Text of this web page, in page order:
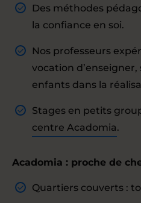
Des méthodes
la confiance en soi.
Nos professeurs
vocation
enfants dans la
Stages en petits
centre Acadomia.
Acadomia : proche de
Quartiers couverts :